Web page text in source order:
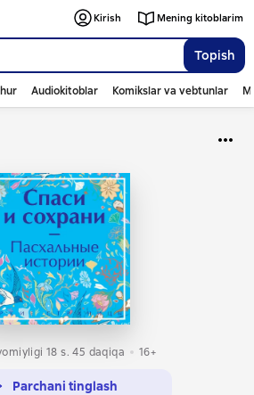
Topish
Kirish Mening kitoblarim
Audiokitoblar Komikslar va vebtunlar
18 s. 45 daqiqa 16+
Parchani tinglash